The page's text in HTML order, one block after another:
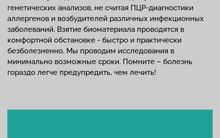
генетических анализов, не считая ПЦР-диагностики
аллергенов и возбудителей различных инфекционных
заболеваний. Взятие биоматериала проводятся в
комфортной обстановке - быстро и практически
безболезненно. Мы проводим исследования в
минимально возможные сроки. Помните – болезнь
гораздо легче предупредить, чем лечить!